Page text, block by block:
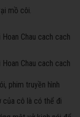
mồ côi.
phim truyền hình
của cô là có thể đi